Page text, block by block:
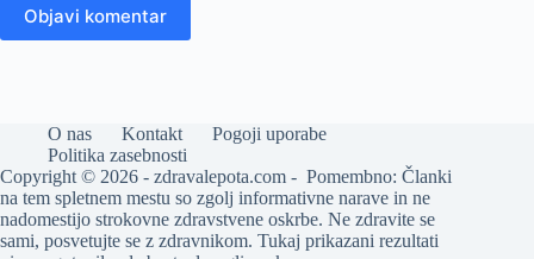
Objavi komentar
O nas Kontakt
Pogoji uporabe
Politika zasebnosti
Copyright © 2026 - zdravalepota.com - Pomembno: Članki
na tem spletnem mestu so zgolj informativne narave in ne
nadomestijo strokovne zdravstvene oskrbe. Ne zdravite se
sami, posvetujte se z zdravnikom. Tukaj prikazani rezultati